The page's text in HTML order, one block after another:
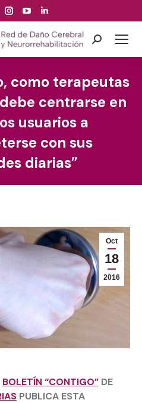
opens
Instagram
page
opens
in
window
YouTube
page
opens
in
window
page
opens
in
window
Search:
como terapeutas
centrarse en
usuarios a
con sus
diarias”
Oct
18
2016
BOLETÍN “CONTIGO” DE
PUBLICA ESTA